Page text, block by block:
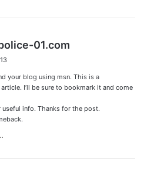
01.com
:
your blog using msn. This is a
I’ll be sure to bookmark it and come
useful info. Thanks for the post.